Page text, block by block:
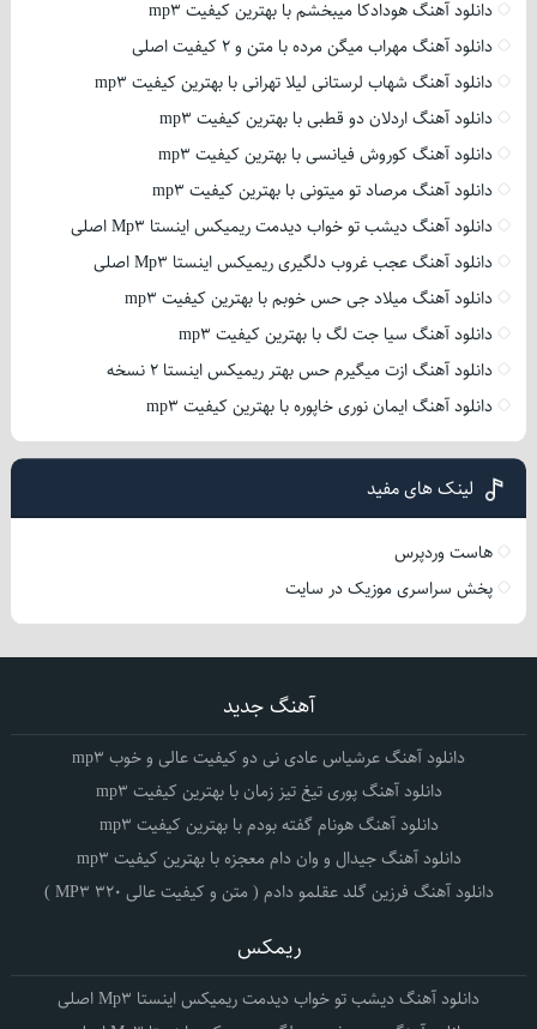
دانلود آهنگ هودادکا میبخشم با بهترین کیفیت mp3
دانلود آهنگ مهراب میگن مرده با متن و 2 کیفیت اصلی
دانلود آهنگ شهاب لرستانی لیلا تهرانی با بهترین کیفیت mp3
دانلود آهنگ اردلان دو قطبی با بهترین کیفیت mp3
دانلود آهنگ کوروش فیانسی با بهترین کیفیت mp3
دانلود آهنگ مرصاد تو میتونی با بهترین کیفیت mp3
دانلود آهنگ دیشب تو خواب دیدمت ریمیکس اینستا Mp3 اصلی
دانلود آهنگ عجب غروب دلگیری ریمیکس اینستا Mp3 اصلی
دانلود آهنگ میلاد جی حس خوبم با بهترین کیفیت mp3
دانلود آهنگ سیا جت لگ با بهترین کیفیت mp3
دانلود آهنگ ازت میگیرم حس بهتر ریمیکس اینستا 2 نسخه
دانلود آهنگ ایمان نوری خاپوره با بهترین کیفیت mp3
لینک های مفید
هاست وردپرس
پخش سراسری موزیک در سایت
آهنگ جدید
دانلود آهنگ عرشیاس عادی نی دو کیفیت عالی و خوب mp3
دانلود آهنگ پوری تیغ تیز زمان با بهترین کیفیت mp3
دانلود آهنگ هونام گفته بودم با بهترین کیفیت mp3
دانلود آهنگ جیدال و وان دام معجزه با بهترین کیفیت mp3
دانلود آهنگ فرزین گلد عقلمو دادم ( متن و کیفیت عالی 320 MP3 )
ریمکس
دانلود آهنگ دیشب تو خواب دیدمت ریمیکس اینستا Mp3 اصلی